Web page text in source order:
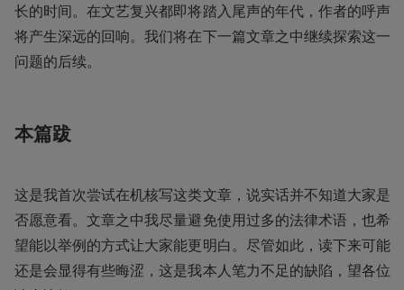
长的时间。在文艺复兴都即将踏入尾声的年代，作者的呼声
将产生深远的回响。我们将在下一篇文章之中继续探索这一
问题的后续。
本篇跋
这是我首次尝试在机核写这类文章，说实话并不知道大家是
否愿意看。文章之中我尽量避免使用过多的法律术语，也希
望能以举例的方式让大家能更明白。尽管如此，读下来可能
还是会显得有些晦涩，这是我本人笔力不足的缺陷，望各位